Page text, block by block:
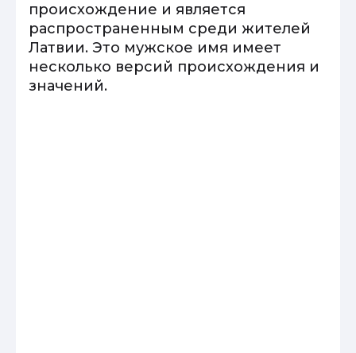
происхождение и является
распространенным среди жителей
Латвии. Это мужское имя имеет
несколько версий происхождения и
значений.